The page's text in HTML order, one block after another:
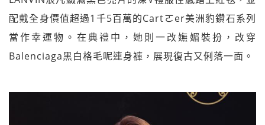
配戴全身價值超過1千5百萬的Cartㄛer美洲豹鑽石系列
當作幸運物。在典禮中，她則一改嫵媚裝扮，改穿
Balenciaga黑白格毛呢連身褲，展現復古又俐落一面。